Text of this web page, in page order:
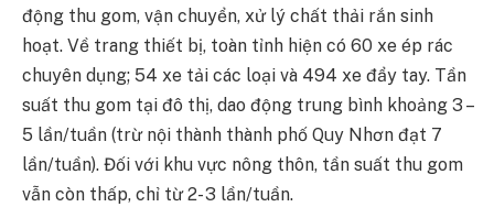
động thu gom, vận chuyển, xử lý chất thải rắn sinh
hoạt. Về trang thiết bị, toàn tỉnh hiện có 60 xe ép rác
chuyên dụng; 54 xe tải các loại và 494 xe đẩy tay. Tần
suất thu gom tại đô thị, dao động trung bình khoảng 3 –
5 lần/tuần (trừ nội thành thành phố Quy Nhơn đạt 7
lần/tuần). Đối với khu vực nông thôn, tần suất thu gom
vẫn còn thấp, chỉ từ 2- 3 lần/tuần.